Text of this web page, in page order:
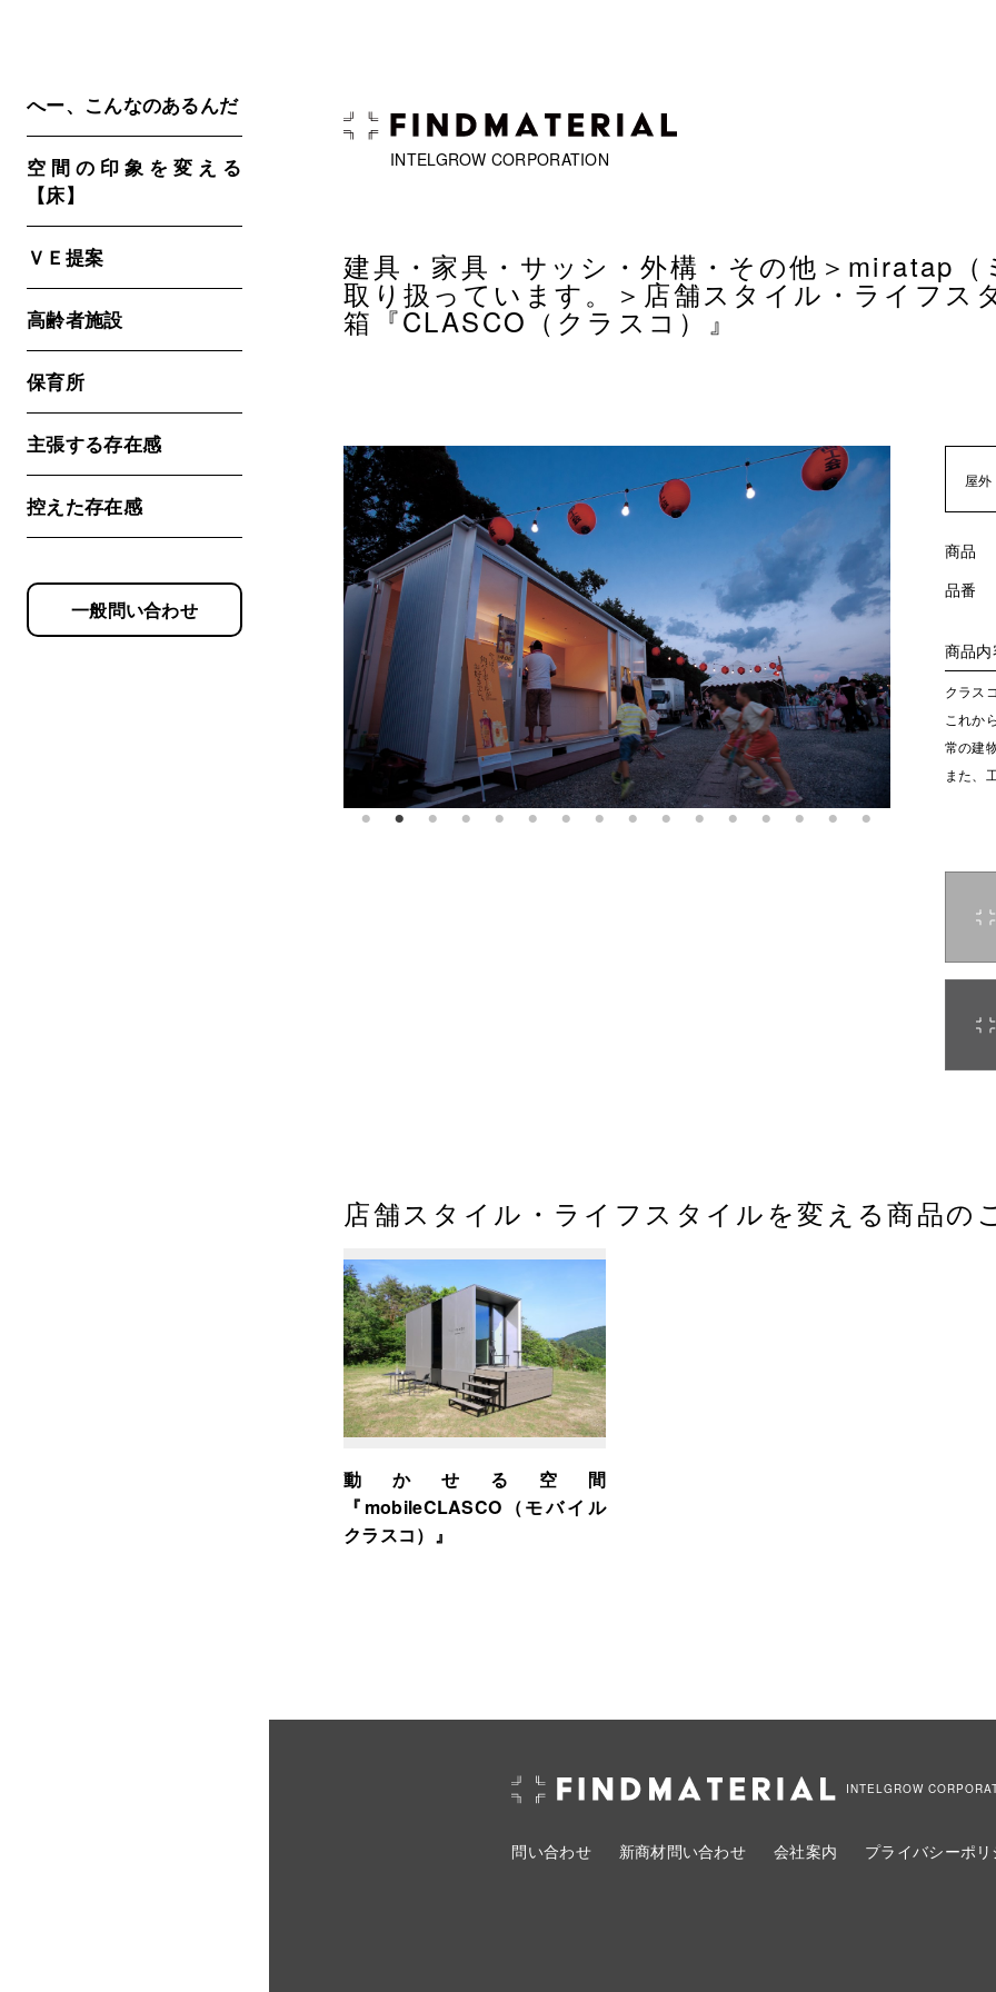
へー、こんなのあるんだ
空間の印象を変える
【床】
ＶＥ提案
高齢者施設
保育所
主張する存在感
控えた存在感
一般問い合わせ
INTELGROW CORPORATION
建具・家具・サッシ・外構・その他＞ miratap（
取り扱っています。 ＞店舗スタイル・ライフス
箱『CLASCO（クラスコ）』
屋外
商品
品番
商品
クラス
これか
常の建
また、
店舗スタイル・ライフスタイルを変える商品の
動かせる空間
『mobileCLASCO（モバイル
クラスコ）』
INTELGROW
問い合わせ 新商材問い合わせ 会社案内 プライバシーポ